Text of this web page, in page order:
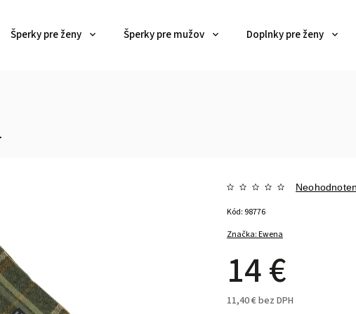
Šperky pre ženy Šperky pre mužov Doplnky pre ženy
Značka:Ewena
14 €
11,40 € bez DPH
Kód: 98776